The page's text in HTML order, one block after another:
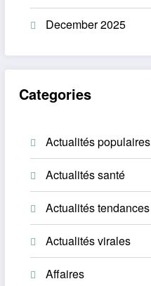
December 2025
Categories
Actualités populaires
Actualités santé
Actualités tendances
Actualités virales
Affaires